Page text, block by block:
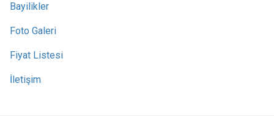
Bayilikler
Foto Galeri
Fiyat Listesi
İletişim